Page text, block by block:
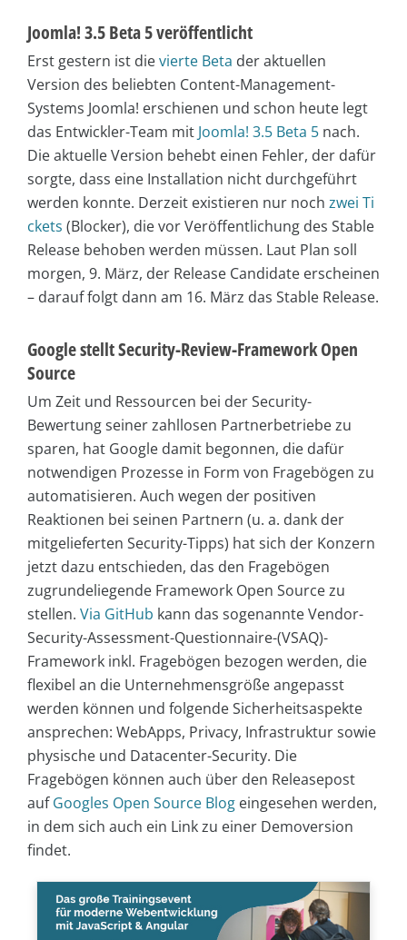
Joomla! 3.5 Beta 5 veröffentlicht
Erst gestern ist dievierte Beta der aktuellen
Version des beliebten Content-Management-
Systems Joomla! erschienen und schon heute legt
das Entwickler-Team mit Joomla! 3.5 Beta 5 nach.
Die aktuelle Version behebt einen Fehler, der dafür
sorgte, dass eine Installation nicht durchgeführt
werden konnte. Derzeit existieren nur noch zwei Ti
ckets (Blocker), die vor Veröffentlichung des Stable
Release behoben werden müssen. Laut Plan soll
morgen, 9. März, der Release Candidate erscheinen
– darauf folgt dann am 16. März das Stable Release.
Google stellt Security-Review-Framework Open
Source
Um Zeit und Ressourcen bei der Security-
Bewertung seiner zahllosen Partnerbetriebe zu
sparen, hat Google damit begonnen, die dafür
notwendigen Prozesse in Form von Fragebögen zu
automatisieren. Auch wegen der positiven
Reaktionen bei seinen Partnern (u. a. dank der
mitgelieferten Security-Tipps) hat sich der Konzern
jetzt dazu entschieden, das den Fragebögen
zugrundeliegende Framework Open Source zu
stellen. Via GitHub kann das sogenannte Vendor-
Security-Assessment-Questionnaire-(VSAQ)-
Framework inkl. Fragebögen bezogen werden, die
flexibel an die Unternehmensgröße angepasst
werden können und folgende Sicherheitsaspekte
ansprechen: WebApps, Privacy, Infrastruktur sowie
physische und Datacenter-Security. Die
Fragebögen können auch über den Releasepost
aufGoogles Open Source Blog eingesehen werden,
in dem sich auch ein Link zu einer Demoversion
findet.